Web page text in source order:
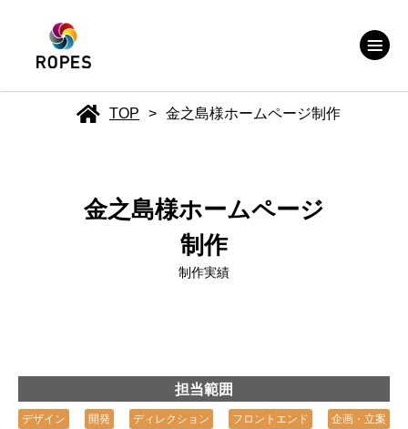
TOP > 金之島様ホームページ制作
金之島様ホームページ
制作
制作実績
担当範囲
デザイン 開発 ディレクション フロントエンド 企画・立案